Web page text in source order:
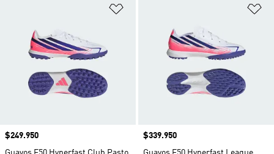
Precio
$249.950
Precio
$339.950